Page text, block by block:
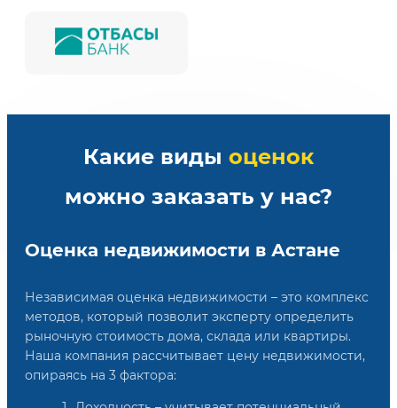
Какие виды оценок
можно заказать у нас?
Оценка недвижимости в Астане
Независимая оценка недвижимости – это комплекс
методов, который позволит эксперту определить
рыночную стоимость дома, склада или квартиры.
Наша компания рассчитывает цену недвижимости,
опираясь на 3 фактора: